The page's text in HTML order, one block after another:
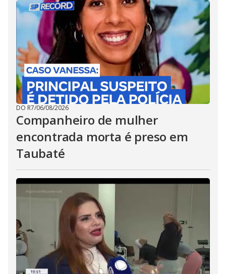
DO R7/06/08/2026
Companheiro de mulher
encontrada morta é preso em
Taubaté